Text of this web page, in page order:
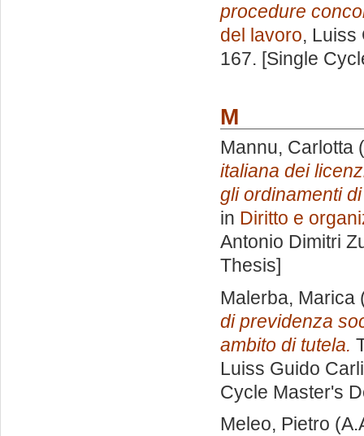
procedure
del lavoro, Luiss
167. [Single
M
Mannu, Carlotta
italiana dei
gli ordinamenti
in Diritto e
Antonio Dimitri
Thesis]
Malerba, Marica
di previdenza
ambito di tutela.
Luiss Guido
Cycle Master's
Meleo, Pietro